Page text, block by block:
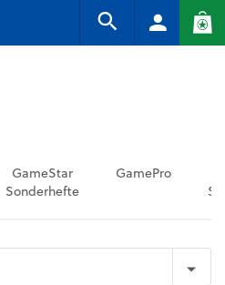
GameStar
Sonderhefte
GamePro